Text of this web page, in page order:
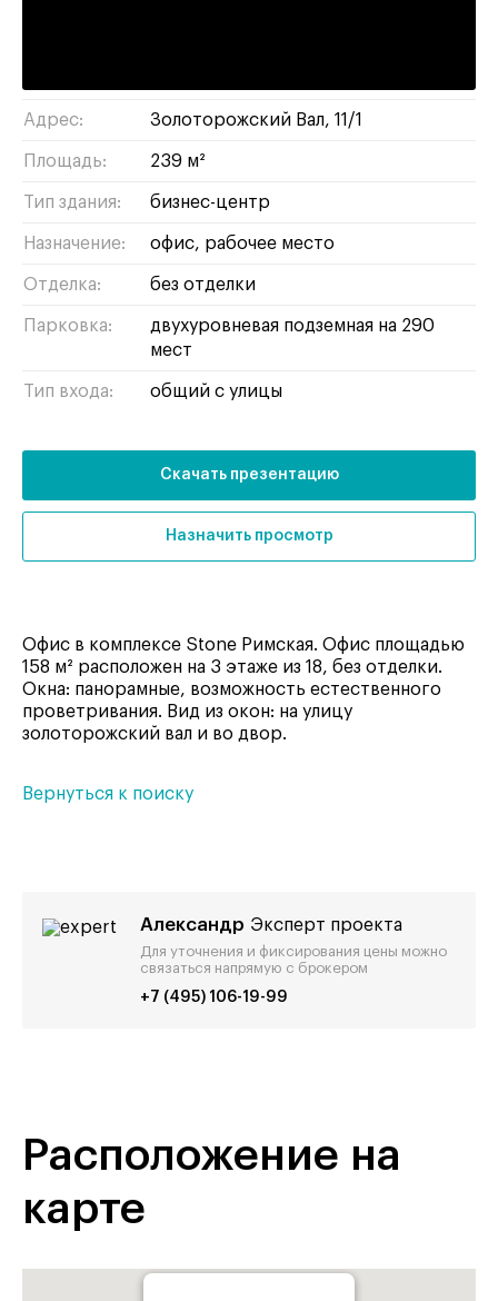
Адрес: Золоторожский Вал, 11/1
Площадь: 239 м²
Тип здания: бизнес-центр
Назначение: офис рабочее место
Отделка: без отделки
Парковка:
двухуровневая подземная на 290
мест
Тип входа: общий с улицы
Скачать презентацию
Назначить просмотр
Офис в комплексе Stone Римская. Офис площадью
158 м² расположен на 3 этаже из 18, без отделки.
Окна: панорамные, возможность естественного
проветривания. Вид из окон: на улицу
золоторожский вал и во двор.
Вернуться к поиску
Александр Эксперт проекта
Для уточнения и фиксирования цены можно
связаться напрямую с брокером
+7 (495) 106-19-99
Расположение на
карте